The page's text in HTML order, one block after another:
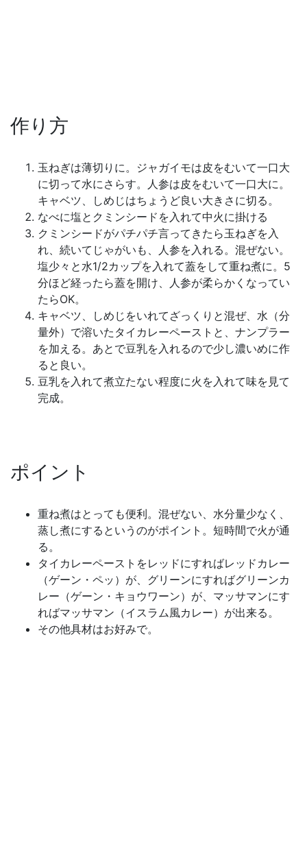
作り方
玉ねぎは薄切りに。ジャガイモは皮をむいて一口大
に切って水にさらす。人参は皮をむいて一口大に。
キャベツ、しめじはちょうど良い大きさに切る。
なべに塩とクミンシードを入れて中火に掛ける
クミンシードがパチパチ言ってきたら玉ねぎを入
れ、続いてじゃがいも、人参を入れる。混ぜない。
塩少々と水1/2カップを入れて蓋をして重ね煮に。5
分ほど経ったら蓋を開け、人参が柔らかくなってい
たらOK。
キャベツ、しめじをいれてざっくりと混ぜ、水（分
量外）で溶いたタイカレーペーストと、ナンプラー
を加える。あとで豆乳を入れるので少し濃いめに作
ると良い。
豆乳を入れて煮立たない程度に火を入れて味を見て
完成。
ポイント
重ね煮はとっても便利。混ぜない、水分量少なく、
蒸し煮にするというのがポイント。短時間で火が通
る。
タイカレーペーストをレッドにすればレッドカレー
（ゲーン・ペッ）が、グリーンにすればグリーンカ
レー（ゲーン・キョウワーン）が、マッサマンにす
ればマッサマン（イスラム風カレー）が出来る。
その他具材はお好みで。